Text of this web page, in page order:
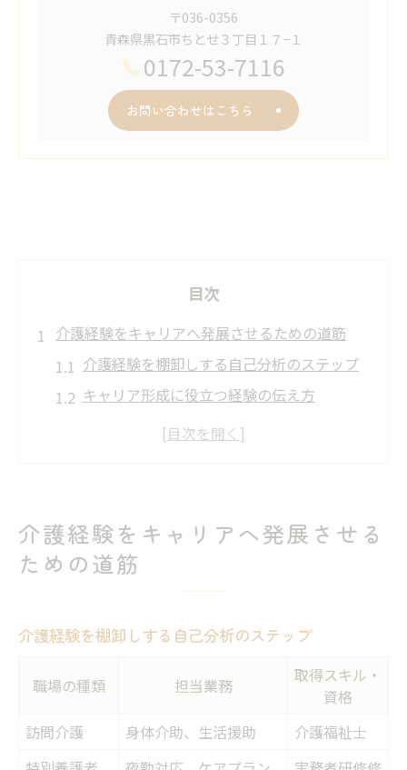
〒036-0356
青森県黒石市ちとせ３丁目１７−１
0172-53-7116
お問い合わせはこちら
目次
介護経験をキャリアへ発展させるための道筋
介護経験を棚卸しする自己分析のステップ
キャリア形成に役立つ経験の伝え方
現場経験が転職で評価される理由とは
柔軟な働き方を実現する介護経験の活かし
方
働き方改革と介護経験の相乗効果を探る
経験を活かせるシフトや勤務形態の選び方
キャリアアップに繋がる経験の活用事例
現場で培った介護経験が転職成功を支える理由
現場経験が転職で評価されるポイント一覧
介護経験をキャリアへ発展させる
ための道筋
介護経験を棚卸しする自己分析のステップ
職場の種類 担当業務
取得スキル・
資格
訪問介護
身体介助、生活援助
介護福祉士